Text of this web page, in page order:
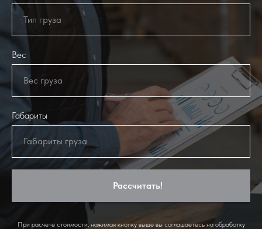
Тип груза
Вес
Вес груза
Габариты
Габариты груза
Рассчитать!
При расчете стоимости, нажимая кнопку выше вы соглашаетесь на обработку